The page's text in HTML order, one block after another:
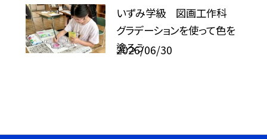
いずみ学級 図画工作科
グラデーションを使って色を
塗ろう
2026/06/30